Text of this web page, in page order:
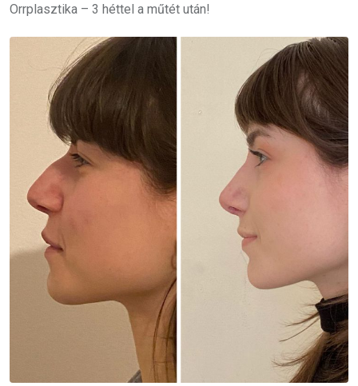
Orrplasztika – 3 héttel a műtét után!